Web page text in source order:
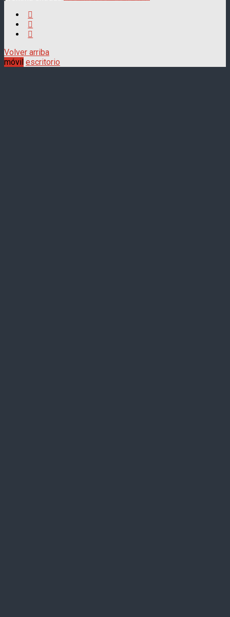
Volver arriba
móvil escritorio